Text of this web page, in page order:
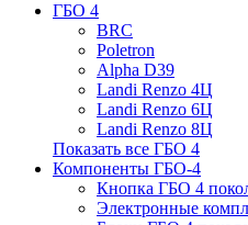
ГБО 4
BRC
Poletron
Alpha D39
Landi Renzo 4Ц
Landi Renzo 6Ц
Landi Renzo 8Ц
Показать все ГБО 4
Компоненты ГБО-4
Кнопка ГБО 4
Электронные